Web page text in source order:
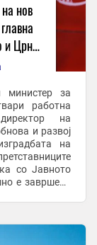
нов
и Црна
министер за
работна
на
и развој
на
со Јавното
е завршена